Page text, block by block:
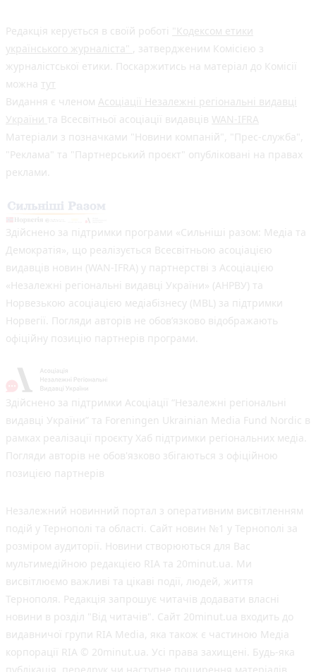
Редакція керується в своїй роботі "Кодексом етики
українського журналіста"
, затвердженим Комісією з
журналістської етики. Поскаржитись на матеріал до Комісії
можна тут
Видання є членом Асоціації Незалежні регіональні видавці
України та Всесвітньої асоціації видавців WAN-IFRA
Матеріали з позначками "Новини компаній", "Прес-служба",
"Реклама" та "Партнерський проєкт" опубліковані на правах
реклами.
Здійснено за підтримки програми «Сильніші разом: Медіа та
Демократія», що реалізується Всесвітньою асоціацією
видавців новин (WAN-IFRA) у партнерстві з Асоціацією
«Незалежні регіональні видавці України» (АНРВУ) та
Норвезькою асоціацією медіабізнесу (MBL) за підтримки
Норвегії. Погляди авторів не обов’язково відображають
офіційну позицію партнерів програми.
Здійснено за підтримки Асоціації “Незалежні регіональні
видавці України” та Foreningen Ukrainian Media Fund Nordic в
рамках реалізації проєкту Хаб підтримки регіональних медіа.
Погляди авторів не обов'язково збігаються з офіційною
позицією партнерів
Незалежний новинний портал з оперативним висвітленням
подій у Тернополі та області. Сайт новин №1 у Тернополі за
розміром аудиторії. Новини створюються для Вас
мультимедійною редакцією RIA та 20minut.ua. Ми
висвітлюємо важливі та цікаві події, людей, життя
Тернополя. Редакція запрошує читачів додавати власні
новини в розділ "Від читачів". Сайт 20minut.ua входить до
видавничої групи RIA Media, яка також є частиною Медіа
корпорації RIA © 20minut.ua. Усі права захищені. Будь-яка